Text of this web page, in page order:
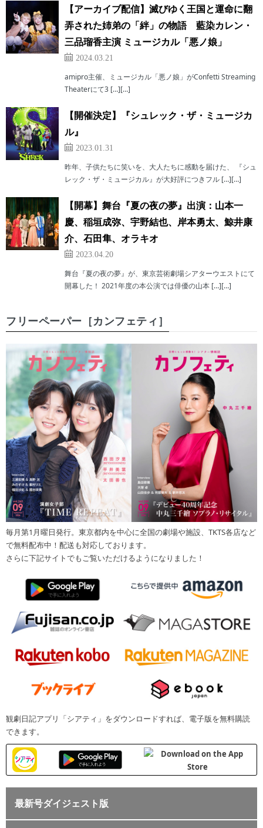
【アーカイブ配信】滅びゆく王国と運命に翻
弄された姉弟の「絆」の物語 藍染カレン・
三品瑠香主演 ミュージカル「悪ノ娘」
2024.03.21
amipro主催、ミュージカル「悪ノ娘」がConfetti Streaming
Theaterにて3 […][…]
【開催決定】『シュレック・ザ・ミュージカ
ル』
2023.01.31
昨年、子供たちに笑いを、大人たちに感動を届けた、 『シュ
レック・ザ・ミュージカル』が大好評につきフル […][…]
【開幕】舞台『夏の夜の夢』出演：山本一
慶、稲垣成弥、宇野結也、岸本勇太、鯨井康
介、石田隼、オラキオ
2023.04.20
舞台『夏の夜の夢』が、東京芸術劇場シアターウエストにて
開幕した！ 2021年度の本公演では俳優の山本 […][…]
フリーペーパー［カンフェティ］
毎月第1月曜日発行。東京都内を中心に全国の劇場や施設、TKTS各店など
で無料配布中！配送も対応しております。
さらに下記サイトでもご覧いただけるようになりました！
観劇日記アプリ「シアティ」をダウンロードすれば、電子版を無料購読
できます。
最新号ダイジェスト版